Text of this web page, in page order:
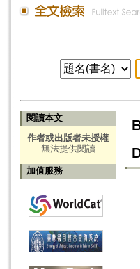
閱讀本文
作者或出版者未授權
無法提供閱讀
加值服務